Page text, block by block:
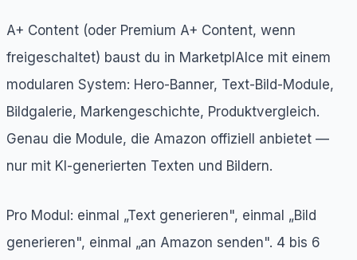
A+ Content (oder Premium A+ Content, wenn
freigeschaltet) baust du in MarketplAIce mit einem
modularen System: Hero-Banner, Text-Bild-Module,
Bildgalerie, Markengeschichte, Produktvergleich.
Genau die Module, die Amazon offiziell anbietet —
nur mit KI-generierten Texten und Bildern.
Pro Modul: einmal „Text generieren", einmal „Bild
generieren", einmal „an Amazon senden". 4 bis 6